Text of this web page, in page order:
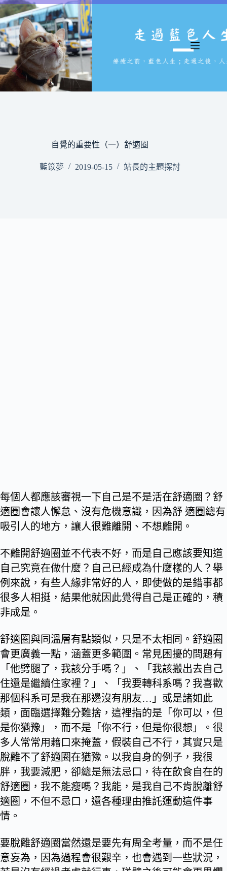
跳
至
主
要
內
容
自覺的重要性（一）舒適圈
藍笖夢 2019-05-15 站長的主題探討
每個人都應該審視一下自己是不是活在舒適圈？舒
適圈會讓人懈怠、沒有危機意識，因為舒 適圈總有
吸引人的地方，讓人很難離開、不想離開。
不離開舒適圈並不代表不好，而是自己應該要知道
自己究竟在做什麼？自己已經成為什麼樣的人？舉
例來說，有些人緣非常好的人，即使做的是錯事都
很多人相挺，結果他就因此覺得自己是正確的，積
非成是。
舒適圈與同溫層有點類似，只是不太相同。舒適圈
會更廣義一點，涵蓋更多範圍。常見困擾的問題有
「他劈腿了，我該分手嗎？」、「我該搬出去自己
住還是繼續住家裡？」、「我要轉科系嗎？我喜歡
那個科系可是我在那邊沒有朋友…」或是諸如此
類，面臨選擇難分難捨，這裡指的是「你可以，但
是你猶豫」，而不是「你不行，但是你很想」。很
多人常常用藉口來掩蓋，假裝自己不行，其實只是
脫離不了舒適圈在猶豫。以我自身的例子，我很
胖，我要減肥，卻總是無法忌口，待在飲食自在的
舒適圈，我不能瘦嗎？我能，是我自己不肯脫離舒
適圈，不但不忌口，還各種理由推託運動這件事
情。
要脫離舒適圈當然還是要先有周全考量，而不是任
意妄為，因為過程會很艱辛，也會遇到一些狀況，